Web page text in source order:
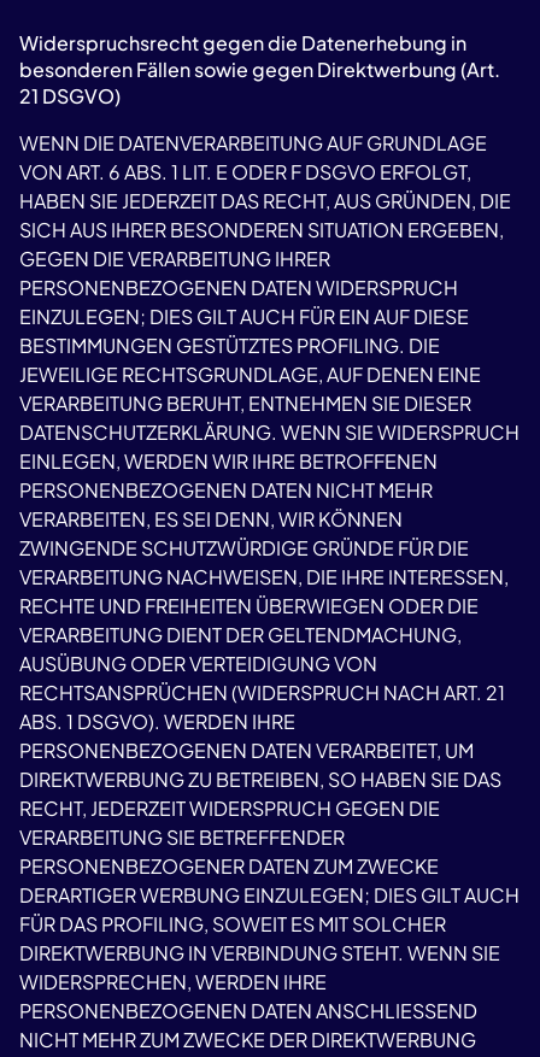
Widerspruchsrecht gegen die Datenerhebung in
besonderen Fällen sowie gegen Direktwerbung (Art.
21 DSGVO)
WENN DIE DATENVERARBEITUNG AUF GRUNDLAGE
VON ART. 6 ABS. 1 LIT. E ODER F DSGVO ERFOLGT,
HABEN SIE JEDERZEIT DAS RECHT, AUS GRÜNDEN, DIE
SICH AUS IHRER BESONDEREN SITUATION ERGEBEN,
GEGEN DIE VERARBEITUNG IHRER
PERSONENBEZOGENEN DATEN WIDERSPRUCH
EINZULEGEN; DIES GILT AUCH FÜR EIN AUF DIESE
BESTIMMUNGEN GESTÜTZTES PROFILING. DIE
JEWEILIGE RECHTSGRUNDLAGE, AUF DENEN EINE
VERARBEITUNG BERUHT, ENTNEHMEN SIE DIESER
DATENSCHUTZERKLÄRUNG. WENN SIE WIDERSPRUCH
EINLEGEN, WERDEN WIR IHRE BETROFFENEN
PERSONENBEZOGENEN DATEN NICHT MEHR
VERARBEITEN, ES SEI DENN, WIR KÖNNEN
ZWINGENDE SCHUTZWÜRDIGE GRÜNDE FÜR DIE
VERARBEITUNG NACHWEISEN, DIE IHRE INTERESSEN,
RECHTE UND FREIHEITEN ÜBERWIEGEN ODER DIE
VERARBEITUNG DIENT DER GELTENDMACHUNG,
AUSÜBUNG ODER VERTEIDIGUNG VON
RECHTSANSPRÜCHEN (WIDERSPRUCH NACH ART. 21
ABS. 1 DSGVO). WERDEN IHRE
PERSONENBEZOGENEN DATEN VERARBEITET, UM
DIREKTWERBUNG ZU BETREIBEN, SO HABEN SIE DAS
RECHT, JEDERZEIT WIDERSPRUCH GEGEN DIE
VERARBEITUNG SIE BETREFFENDER
PERSONENBEZOGENER DATEN ZUM ZWECKE
DERARTIGER WERBUNG EINZULEGEN; DIES GILT AUCH
FÜR DAS PROFILING, SOWEIT ES MIT SOLCHER
DIREKTWERBUNG IN VERBINDUNG STEHT. WENN SIE
WIDERSPRECHEN, WERDEN IHRE
PERSONENBEZOGENEN DATEN ANSCHLIESSEND
NICHT MEHR ZUM ZWECKE DER DIREKTWERBUNG